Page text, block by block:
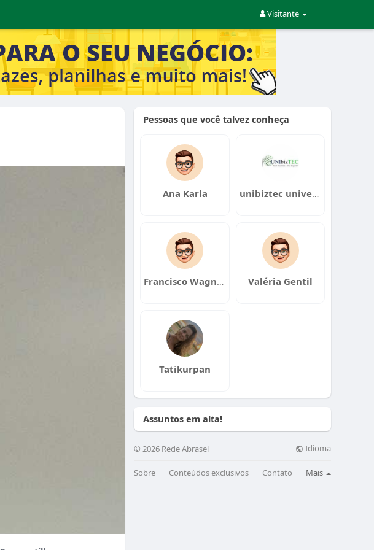
Visitante
Pessoas que você talvez conheça
Ana Karla unibiztec univer solution
Francisco Wagner Arruda Valéria Gentil
Tatikurpan
Assuntos em alta!
© 2026 Rede Abrasel Idioma
Sobre Conteúdos exclusivos Contato Mais